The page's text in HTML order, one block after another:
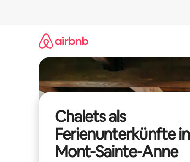
Chalets als
Ferienunterkünfte in
Mont-Sainte-Anne